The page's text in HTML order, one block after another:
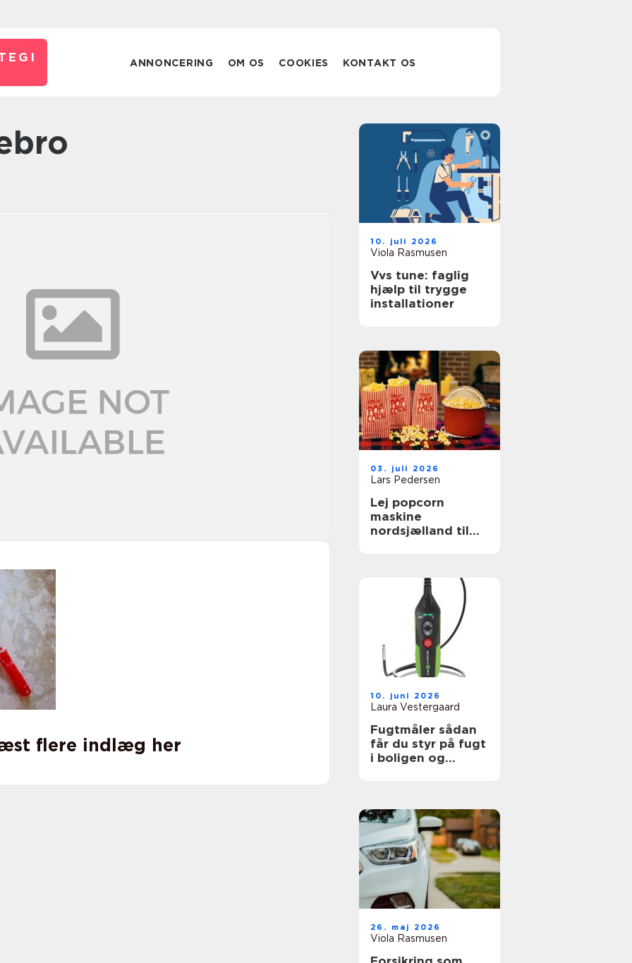
ANNONCERING OM OS COOKIES KONTAKT OS
flere indlæg her
10. juli 2026
Viola Rasmusen
Vvs tune: faglig
hjælp til trygge
installationer
03. juli 2026
Lars Pedersen
Lej popcorn
maskine
nordsjælland til
10. juni 2026
Laura Vestergaard
Fugtmåler sådan
får du styr på fugt
i boligen og
26. maj 2026
Viola Rasmusen